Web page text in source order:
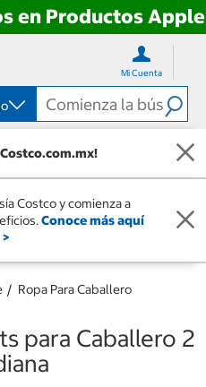
en Productos Apple
Mi Cuenta
Costco y comienza a
Conoce más aquí
>
Ropa Para Caballero
para Caballero 2